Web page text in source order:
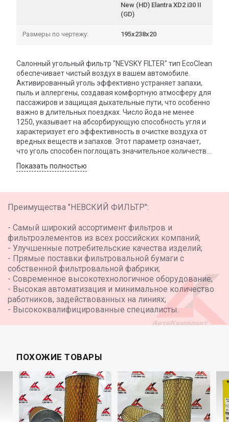
New (HD) Elantra XD2 i30 II
(GD)
Размеры по чертежу: 195х238х20
Салонный угольный фильтр "NEVSKY FILTER" тип EcoClean
обеспечивает чистый воздух в вашем автомобиле.
Активированный уголь эффективно устраняет запахи,
пыль и аллергены, создавая комфортную атмосферу для
пассажиров и защищая дыхательные пути, что особенно
важно в длительных поездках. Число йода не менее
1250, указывает на абсорбирующую способность угля и
характеризует его эффективность в очистке воздуха от
вредных веществ и запахов. Этот параметр означает,
что уголь способен поглощать значительное количество
тестовое значение). Рекомендуется менять фильтр
соответствуют требованиям ГОСТ Р ИСО 9001-2015, что
своему автомобилю свежий воздух с фильтром
"НЕВСКИЙ ФИЛЬТР"
Показать полностью
Преимущества "НЕВСКИЙ ФИЛЬТР":
- Самый широкий ассортимент фильтров и
фильтроэлементов из всех российских компаний;
- Улучшенные потребительские качества изделий;
- Прямые поставки фильтровальной бумаги с
собственной фильтровальной фабрики;
- Современное высокотехнологичное оборудование;
- Высокая автоматизация и минимальное количество
работников, задействованных на линиях;
- Высококвалифицированные специалисты.
ПОХОЖИЕ ТОВАРЫ